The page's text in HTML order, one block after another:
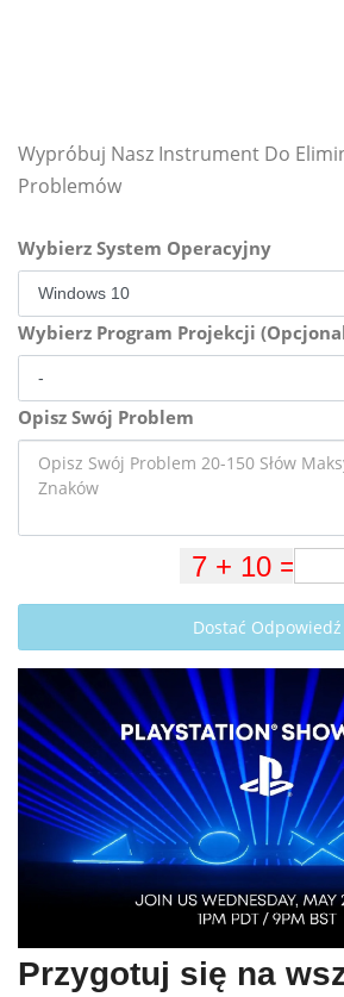
Wypróbuj Nasz Instrument Do
Problemów
Wybierz System Operacyjny
Wybierz Program Projekcji
Opisz Swój Problem
Dostać Odpowiedź
Przygotuj się na